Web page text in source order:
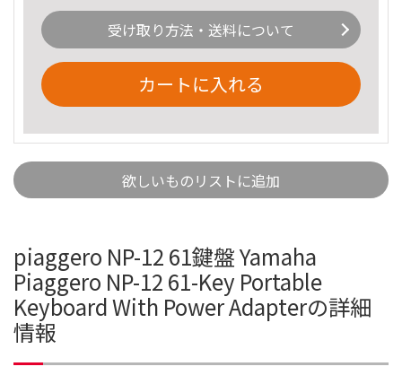
受け取り方法・送料について
カートに入れる
欲しいものリストに追加
piaggero NP-12 61鍵盤 Yamaha
Piaggero NP-12 61-Key Portable
Keyboard With Power Adapterの詳細
情報